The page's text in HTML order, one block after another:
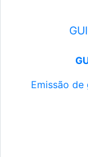
Emissão